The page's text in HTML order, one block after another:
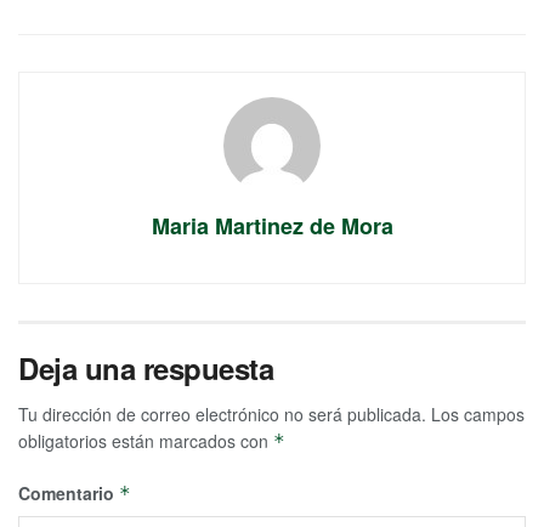
Maria Martinez de Mora
Deja una respuesta
Tu dirección de correo electrónico no será publicada. Los campos
obligatorios están marcados con *
Comentario *